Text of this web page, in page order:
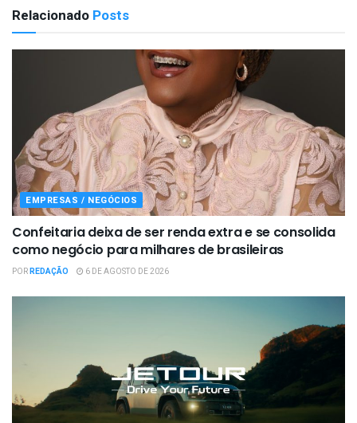
Relacionado Posts
EMPRESAS / NEGÓCIOS
Confeitaria deixa de ser renda extra e se consolida
como negócio para milhares de brasileiras
PORREDAÇÃO 6 DE AGOSTO DE 2026